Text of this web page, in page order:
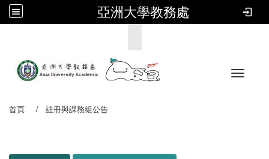
亞洲大學教務處
Toggle
首頁 註冊與課務組公告